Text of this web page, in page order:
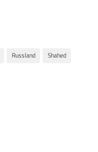
Russland Shahed